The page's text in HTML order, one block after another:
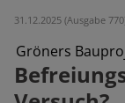
31.12.2025 (Ausgabe
Gröners